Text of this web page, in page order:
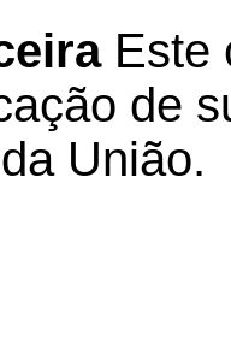
Este
de
União.